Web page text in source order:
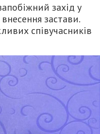
захід у
застави.
співучасників